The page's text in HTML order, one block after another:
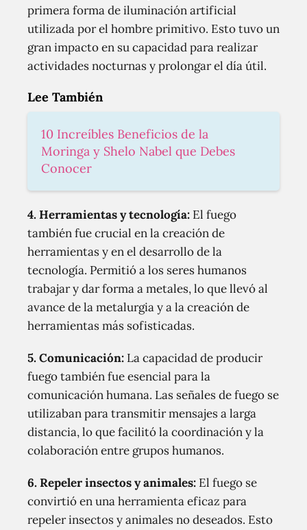
primera forma de iluminación artificial
utilizada por el hombre primitivo. Esto tuvo un
gran impacto en su capacidad para realizar
actividades nocturnas y prolongar el día útil.
Lee También
10 Increíbles Beneficios de la
Moringa y Shelo Nabel que Debes
Conocer
4.Herramientas y tecnología: El fuego
también fue crucial en la creación de
herramientas y en el desarrollo de la
tecnología. Permitió a los seres humanos
trabajar y dar forma a metales, lo que llevó al
avance de la metalurgia y a la creación de
herramientas más sofisticadas.
5.Comunicación: La capacidad de producir
fuego también fue esencial para la
comunicación humana. Las señales de fuego se
utilizaban para transmitir mensajes a larga
distancia, lo que facilitó la coordinación y la
colaboración entre grupos humanos.
6.Repeler insectos y animales: El fuego se
convirtió en una herramienta eficaz para
repeler insectos y animales no deseados. Esto